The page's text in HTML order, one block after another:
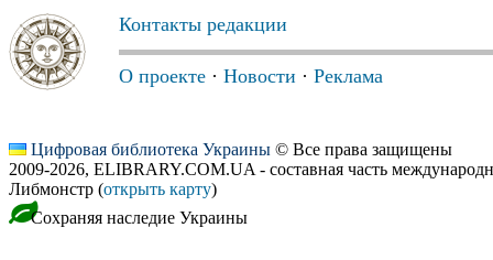
Контакты редакции
О проекте · Новости · Реклама
Цифровая библиотека Украины © Все права защищены
2009-2026, ELIBRARY.COM.UA - составная часть
Либмонстр (открыть карту)
Сохраняя наследие Украины